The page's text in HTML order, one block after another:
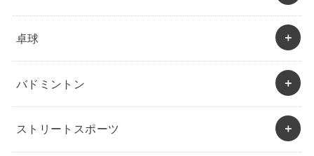
卓球
バドミントン
ストリートスポーツ